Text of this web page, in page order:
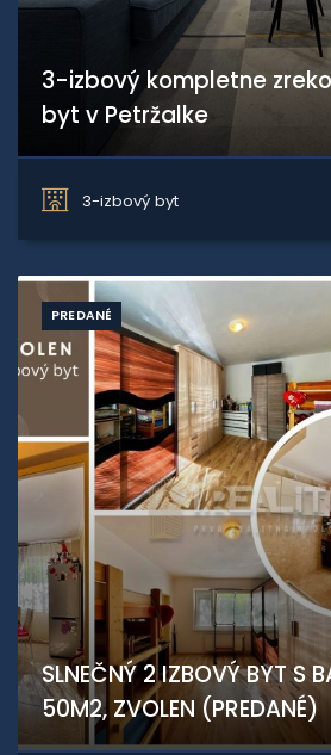
3-izbový kompletne
byt v Petržalke
3-izbový byt
PREDANÉ
SLNEČNÝ 2 IZBOVÝ BYT S
50M2, ZVOLEN (PREDANÉ)